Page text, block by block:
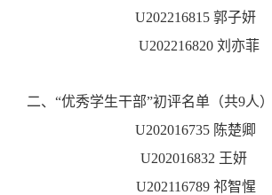
U202216815 郭子妍
U202216820 刘亦菲
二、“优秀学生干部”初评名单（共9人）
U202016735 陈楚卿
U202016832 王妍
U202116789 祁智惺